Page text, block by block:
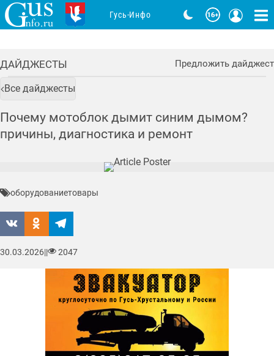
ДАЙДЖЕСТЫ Предложить дайджест
Все дайджесты
Почему мотоблок дымит синим дымом?
причины, диагностика и ремонт
оборудованиетовары
30.03.2026|| 2047
Гусь-Инфо